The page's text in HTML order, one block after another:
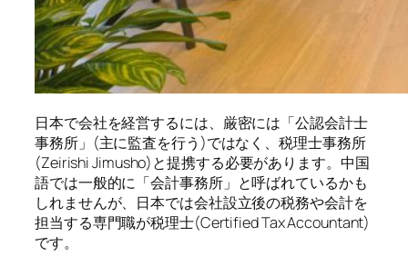
日本で会社を経営するには、厳密には「公認会計士
事務所」(主に監査を行う)ではなく、税理士事務所
(Zeirishi Jimusho)と提携する必要があります。中国
語では一般的に「会計事務所」と呼ばれているかも
しれませんが、日本では会社設立後の税務や会計を
担当する専門職が税理士(Certified Tax Accountant)
です。